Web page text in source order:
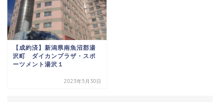
【成約済】新潟県南魚沼郡湯
沢町 ダイカンプラザ・スポ
ーツメント湯沢１
2023年5月30日